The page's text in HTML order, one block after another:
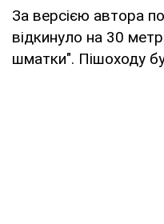
За версією автора
відкинуло на 30
шматки". Пішоходу